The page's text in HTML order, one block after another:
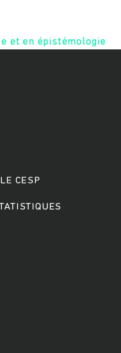
et en épistémologie
CESP